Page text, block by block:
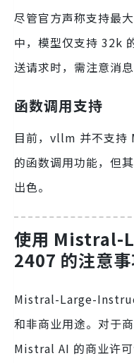
尽管官方声称支持最
中，模型仅支持 32k
送请求时，需注意消
函数调用支持
目前，vllm 并不支
的函数调用功能，但
出色。
使用
2407 的注意
Mistral-Large-
和非商业用途。对于
Mistral AI 的商业许